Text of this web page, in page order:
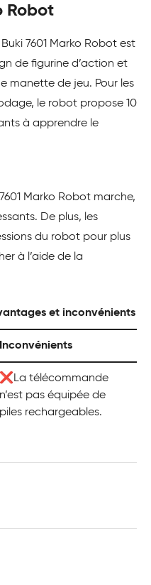
Robot
7601 Marko Robot est
de figurine d’action et
manette de jeu. Pour les
le robot propose 10
à apprendre le
Marko Robot marche,
De plus, les
du robot pour plus
à l’aide de la
et inconvénients
Inconvénients
❌La télécommande
n’est pas équipée de
piles rechargeables.